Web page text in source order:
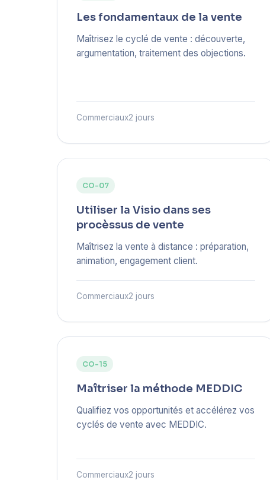
Les fondamentaux de la vente
Maîtrisez le cyclé de vente : découverte,
argumentation, traitement des objections.
Commerciaux2 jours
CO-07
Utiliser la Visio dans ses
procèssus de vente
Maîtrisez la vente à distance : préparation,
animation, engagement client.
Commerciaux2 jours
CO-15
Maîtriser la méthode MEDDIC
Qualifiez vos opportunités et accélérez vos
cyclés de vente avec MEDDIC.
Commerciaux2 jours